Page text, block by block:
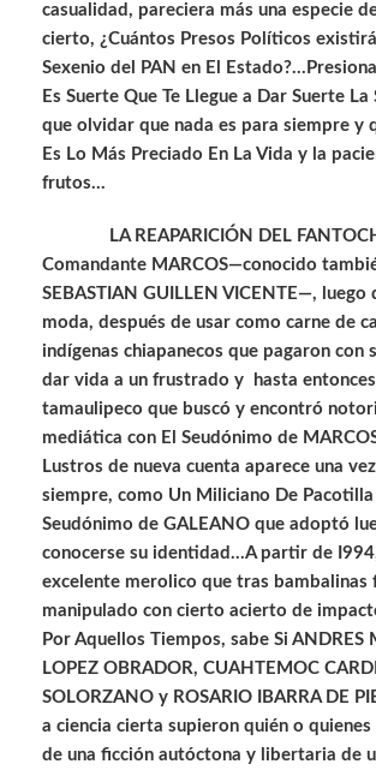
casualidad, pareciera más una especie
cierto, ¿Cuántos Presos Políticos
Sexenio del PAN en El
Es Suerte Que Te Llegue a Dar Suerte
que olvidar que nada es para siempre y
Es Lo Más Preciado En La Vida y la
frutos…
LA REAPARICIÓN DEL
Comandante MARCOS—conocido
SEBASTIAN GUILLEN VICENTE—, luego
moda, después de usar como carne de
indígenas chiapanecos que pagaron con
dar vida a un frustrado y hasta
tamaulipeco que buscó y encontró
mediática con El Seudónimo de
Lustros de nueva cuenta aparece una
siempre, como Un Miliciano De Pacotilla
Seudónimo de GALEANO que adoptó
conocerse su identidad…A partir de
excelente merolico que tras bambalinas
manipulado con cierto acierto de
Por Aquellos Tiempos, sabe Si ANDRES
LOPEZ OBRADOR, CUAHTEMOC
SOLORZANO y ROSARIO IBARRA DE
a ciencia cierta supieron quién o
de una ficción autóctona y libertaria de